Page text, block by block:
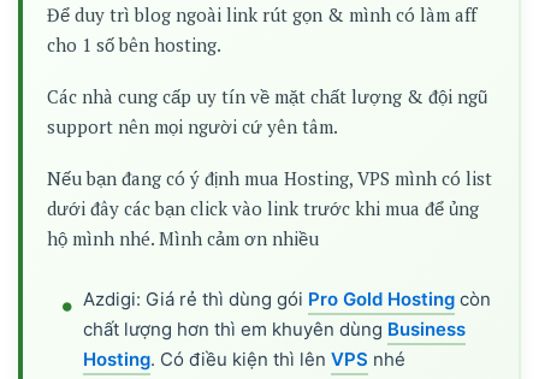
Để duy trì blog ngoài link rút gọn & mình có làm aff
cho 1 số bên hosting.
Các nhà cung cấp uy tín về mặt chất lượng & đội ngũ
support nên mọi người cứ yên tâm.
Nếu bạn đang có ý định mua Hosting, VPS mình có list
dưới đây các bạn click vào link trước khi mua để ủng
hộ mình nhé. Mình cảm ơn nhiều
Azdigi: Giá rẻ thì dùng gói Pro Gold Hosting còn
chất lượng hơn thì em khuyên dùng Business
Hosting. Có điều kiện thì lên VPS nhé